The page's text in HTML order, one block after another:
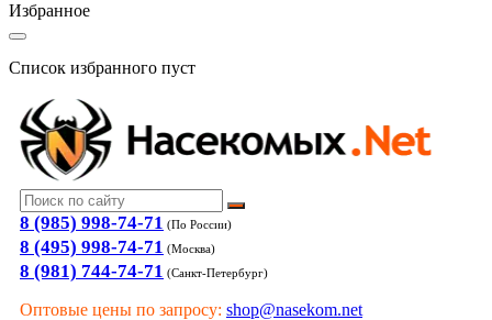
Избранное
Список избранного пуст
8 (985) 998-74-71 (По России)
8 (495) 998-74-71 (Москва)
8 (981) 744-74-71 (Санкт-Петербург)
Оптовые цены по запросу: shop@nasekom.net